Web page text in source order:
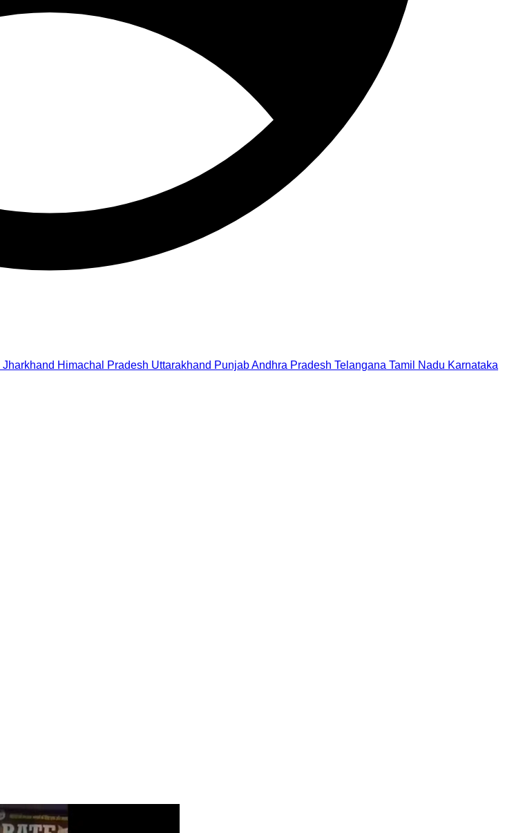
Jharkhand Himachal Pradesh Uttarakhand PunjabAndhra Pradesh Telangana Tamil Nadu Karnataka